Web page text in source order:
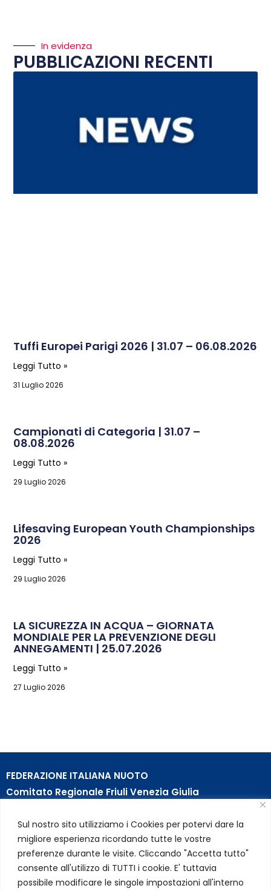
Sul nostro sito utilizziamo i Cookies per potervi dare la
migliore esperienza ricordando tutte le vostre
preferenze durante le visite. Cliccando "Accetta tutto"
consente all'utilizzo di TUTTI i cookie. E' tuttavia
possibile modificare le singole impostazioni all'interno
In evidenza
PUBBLICAZIONI RECENTI
Tuffi Europei Parigi 2026 | 31.07 – 06.08.2026
Leggi Tutto »
31 Luglio 2026
Campionati di Categoria | 31.07 –
08.08.2026
Leggi Tutto »
29 Luglio 2026
Lifesaving European Youth Championships
2026
Leggi Tutto »
29 Luglio 2026
LA SICUREZZA IN ACQUA – GIORNATA
MONDIALE PER LA PREVENZIONE DEGLI
ANNEGAMENTI | 25.07.2026
Leggi Tutto »
27 Luglio 2026
FEDERAZIONE ITALIANA NUOTO
Comitato Regionale Friuli Venezia Giulia
Trieste (TS)
Partita Iva 01384031009
Codice Fiscale 05284670584
Codice SDI USAL8PV – Rif. Amm. TC025